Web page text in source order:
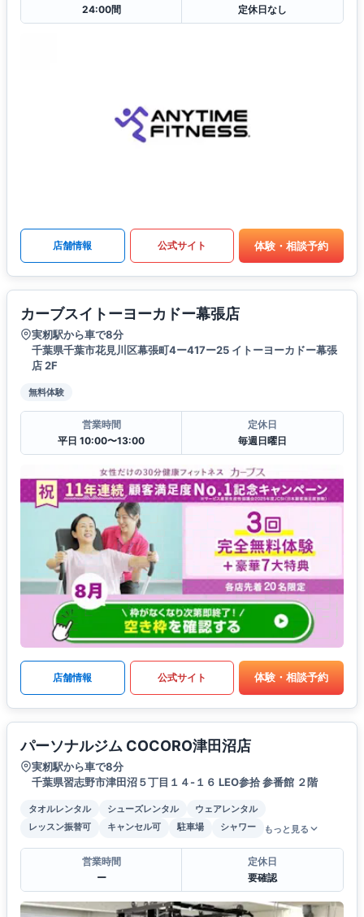
24:00間
定休日なし
店舗情報 公式サイト 体験・相談予約
カーブスイトーヨーカドー幕張店
実籾駅から車で8分
千葉県千葉市花見川区幕張町4ー417ー25 イトーヨーカドー幕張
店 2F
無料体験
営業時間
平日 10:00〜13:00
定休日
毎週日曜日
店舗情報 公式サイト 体験・相談予約
パーソナルジム COCORO津田沼店
実籾駅から車で8分
千葉県習志野市津田沼５丁目１４-１６ LEO参拾 参番館 ２階
タオルレンタル シューズレンタル
ウェアレンタル
レッスン振替可
キャンセル可 駐車場 シャワー もっと見る
営業時間
ー
定休日
要確認